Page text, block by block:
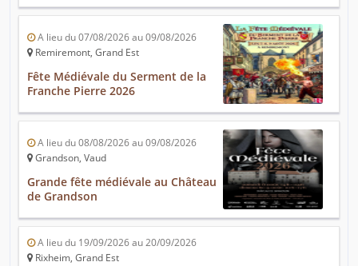
A lieu du 07/08/2026 au 09/08/2026
Remiremont, Grand Est
Fête Médiévale du Serment de la
Franche Pierre 2026
A lieu du 08/08/2026 au 09/08/2026
Grandson, Vaud
Grande fête médiévale au Château
de Grandson
A lieu du 19/09/2026 au 20/09/2026
Rixheim, Grand Est